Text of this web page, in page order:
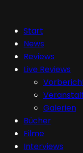
Start
News
Reviews
Live Reviews
Galerien
Bücher
Filme
Interviews